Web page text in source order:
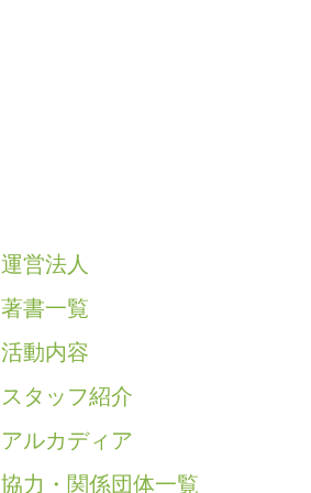
運営法人
著書一覧
活動内容
スタッフ紹介
アルカディア
協力・関係団体一覧